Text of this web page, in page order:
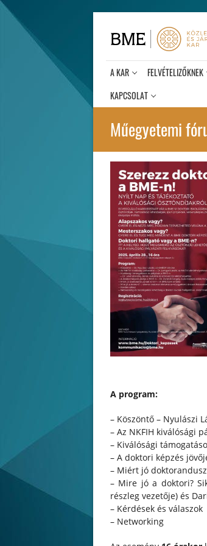
tartalomra
A KAR FELVÉTELIZŐKNEK
KAPCSOLAT
Műegyetemi
A program:
– Köszöntő – Nyulászi
– Az NKFIH kiválósági
– Kiválósági
– A doktori képzés
– Miért jó
– Mire jó a doktori?
részleg vezetője) és
– Kérdések és válaszok
– Networking